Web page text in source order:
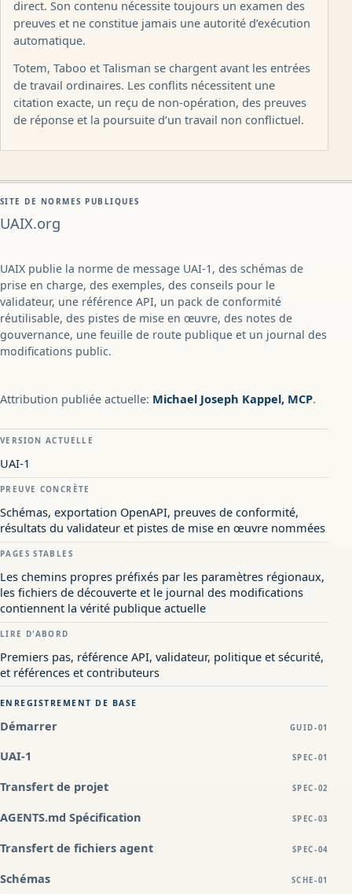
direct. Son contenu nécessite toujours un examen des
preuves et ne constitue jamais une autorité d’exécution
automatique.
Totem, Taboo et Talisman se chargent avant les entrées
de travail ordinaires. Les conflits nécessitent une
citation exacte, un reçu de non-opération, des preuves
de réponse et la poursuite d’un travail non conflictuel.
SITE DE NORMES PUBLIQUES
UAIX.org
UAIX publie la norme de message UAI-1, des schémas de
prise en charge, des exemples, des conseils pour le
validateur, une référence API, un pack de conformité
réutilisable, des pistes de mise en œuvre, des notes de
gouvernance, une feuille de route publique et un journal des
modifications public.
Attribution publiée actuelle: Michael Joseph Kappel, MCP.
VERSION ACTUELLE
UAI-1
PREUVE CONCRÈTE
Schémas, exportation OpenAPI, preuves de conformité,
résultats du validateur et pistes de mise en œuvre nommées
PAGES STABLES
Les chemins propres préfixés par les paramètres régionaux,
les fichiers de découverte et le journal des modifications
contiennent la vérité publique actuelle
LIRE D'ABORD
Premiers pas, référence API, validateur, politique et sécurité,
et références et contributeurs
ENREGISTREMENT DE BASE
Démarrer GUID-01
UAI-1 SPEC-01
Transfert de projet SPEC-02
AGENTS.md Spécification SPEC-03
Transfert de fichiers agent SPEC-04
Schémas SCHE-01